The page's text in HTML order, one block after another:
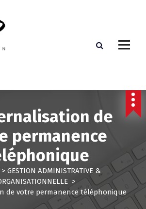
de
permanence
> GESTION ADMINISTRATIVE &
>
de votre permanence téléphonique